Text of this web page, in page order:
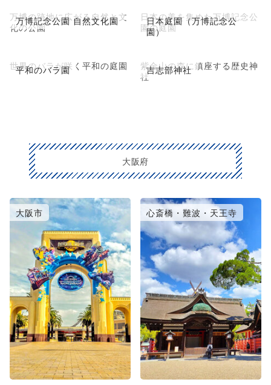
万博記念公園 自然文化園
万博の跡地に広がる自然と文
化の公園
日本庭園（万博記念公
園）
日本の美を集めた万博記念公
園の庭園
平和のバラ園
世界のバラが咲く平和の庭園 吉志部神社
紫金山の森に鎮座する歴史神
社
大阪府
大阪市 心斎橋・難波・天王寺